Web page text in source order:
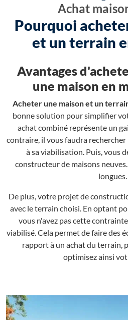
Achat
Pourquoi
et un terrain
Avantages
une maison en
Acheter une maison et un
bonne solution pour simplifier
achat combiné représente un
contraire, il vous faudra
à sa viabilisation. Puis, vous
constructeur de maisons
longues.
De plus, votre projet de
avec le terrain choisi. En optant
vous n'avez pas cette
viabilisé. Cela permet de faire des
rapport à un achat du terrain,
optimisez ainsi